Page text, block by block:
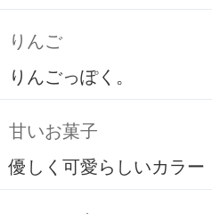
りんご
りんごっぽく。
甘いお菓子
優しく可愛らしいカラー